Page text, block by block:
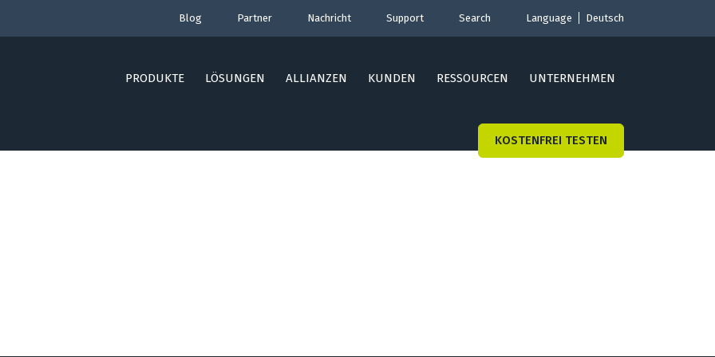
Blog Partner Nachricht Support Search Language Deutsch
PRODUKTE LÖSUNGEN ALLIANZEN KUNDEN RESSOURCEN UNTERNEHMEN
KOSTENFREI TESTEN